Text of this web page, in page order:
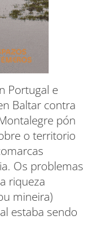
Portugal e
Baltar contra
pón
o territorio
Os problemas
riqueza
mineira)
estaba sendo